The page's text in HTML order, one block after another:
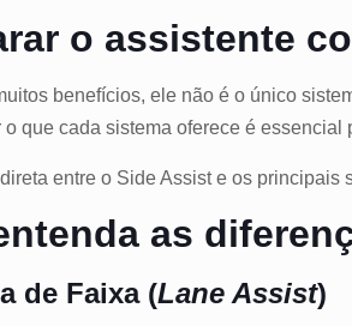
o assistente
benefícios, ele não é o único
que cada sistema oferece é
entre o Side Assist e os
as
de Faixa (Lane Assist)